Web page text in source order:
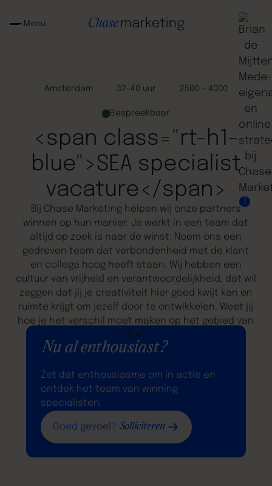
Menu
1
Amsterdam 32-40 uur 2500 - 4000
Bespreekbaar
<span class="rt-h1-
blue">SEA specialist
vacature</span>
Bij Chase Marketing helpen wij onze partners
winnen op hun manier. Je werkt in een team dat
altijd op zoek is naar de winst. Noem ons een
gedreven team dat verbondenheid met de klant
en collega hoog heeft staan. Wij hebben een
cultuur van vrijheid en verantwoordelijkheid, dat wil
zeggen dat jij je creativiteit hier goed kwijt kan en
ruimte krijgt om jezelf door te ontwikkelen. Weet jij
hoe je het verschil moet maken op het gebied van
SEA?
Nu al enthousiast?
Zet dat enthousiasme om in actie en
ontdek het team van winning
specialisten.
Goed gevoel? Solliciteren